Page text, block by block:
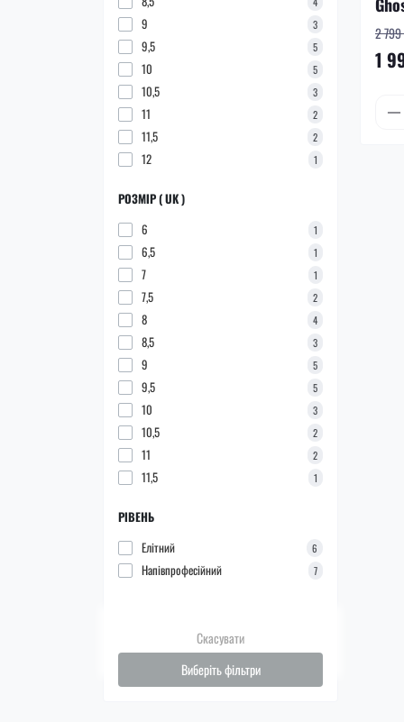
9 3
9,5 5
10 5
10,5 3
11 2
11,5 2
12 1
РОЗМІР ( UK )
6
1
6,5 1
7 1
7,5 2
8 4
8,5 3
9 5
9,5 5
10 3
10,5 2
11 2
11,5 1
РІВЕНЬ
Елітний
6
Напівпрофесійний 7
Скасувати
Виберіть фільтри
2 799
1